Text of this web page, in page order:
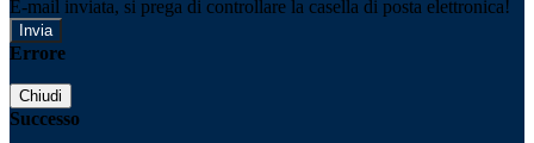
E-mail inviata, si prega di controllare la casella di posta elettronica!
Errore
Chiudi
Successo